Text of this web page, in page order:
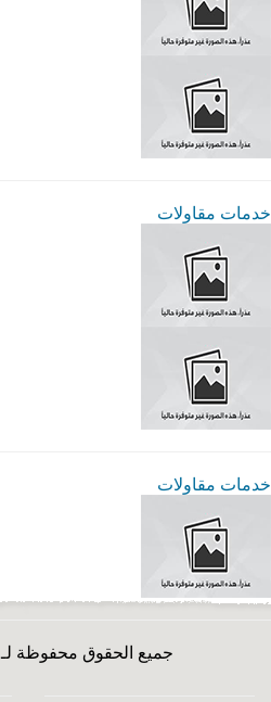
خدمات مقاولات
خدمات مقاولات
جميع الحقوق محفوظة لـ